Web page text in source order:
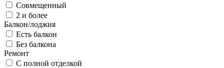
Совмещенный
2 и более
Балкон/лоджия
Есть балкон
Без балкона
Ремонт
С полной отделкой